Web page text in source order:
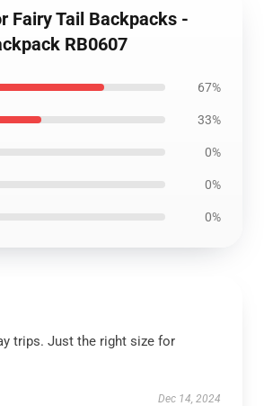
Fairy Tail Backpacks -
RB0607
67%
33%
0%
0%
0%
trips. Just the right size for
Dec 14, 2024